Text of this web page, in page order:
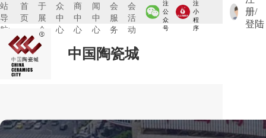
站
导
航:
首
页
于
展
会
众
中
心
商
中
心
闻
中
心
会
服
务
会
活
动
注
公
众
号
注
小
程
序
册/
登陆
中国陶瓷城